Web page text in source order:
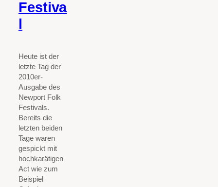
Festiva
l
Heute ist der
letzte Tag der
2010er-
Ausgabe des
Newport Folk
Festivals.
Bereits die
letzten beiden
Tage waren
gespickt mit
hochkarätigen
Act wie zum
Beispiel